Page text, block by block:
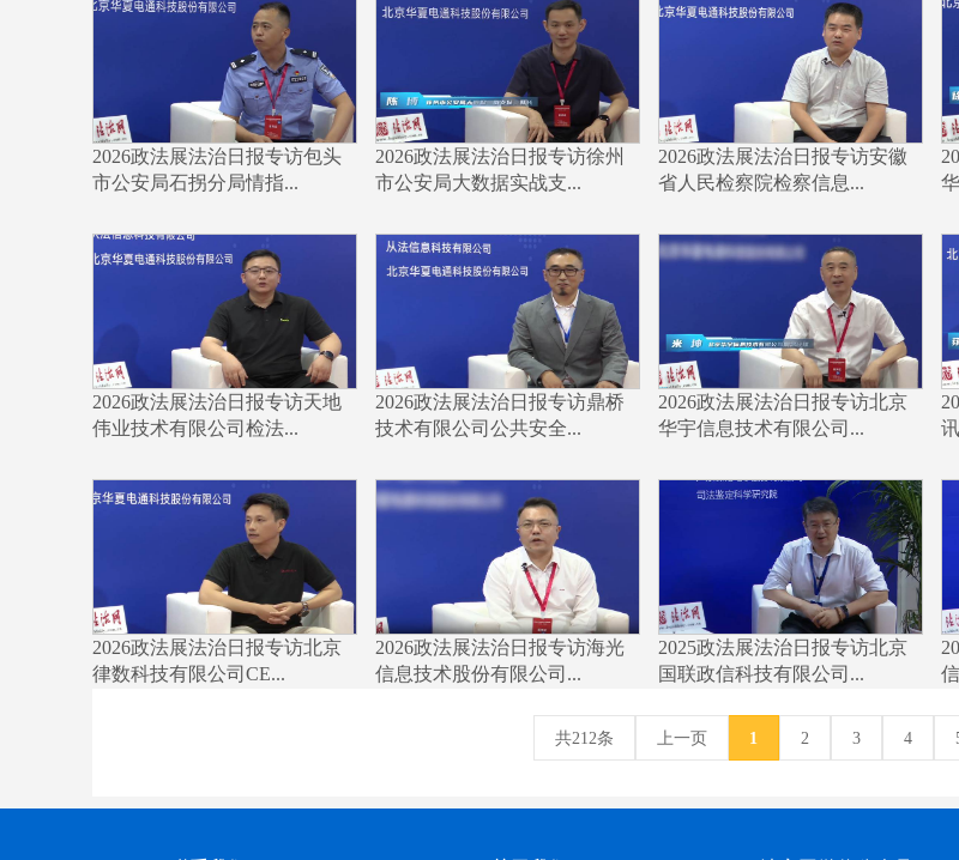
2026政法展法治日报专访包头
市公安局石拐分局情指...
2026政法展法治日报专访徐州
市公安局大数据实战支...
2026政法展法治日报专访安徽
省人民检察院检察信息...
2026政法展法治日报专访天地
伟业技术有限公司检法...
2026政法展法治日报专访鼎桥
技术有限公司公共安全...
2026政法展法治日报专访北京
华宇信息技术有限公司...
2026政法展法治日报专访北京
律数科技有限公司CE...
2026政法展法治日报专访海光
信息技术股份有限公司...
2025政法展法治日报专访北京
国联政信科技有限公司...
共212条 上一页 1 2 3 4